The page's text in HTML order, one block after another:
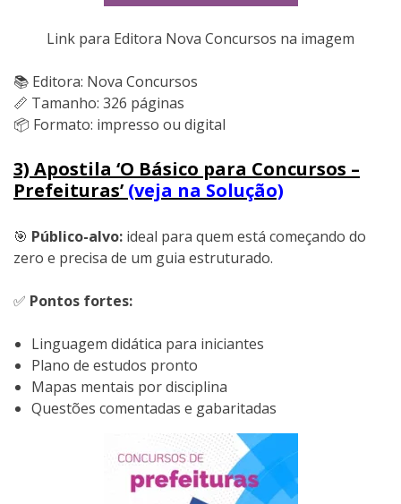
Link para Editora Nova Concursos na imagem
📚 Editora: Nova Concursos
📏 Tamanho: 326 páginas
📦 Formato: impresso ou digital
3) Apostila ‘O Básico para Concursos –
Prefeituras’ (veja na Solução)
🎯 Público-alvo: ideal para quem está começando do
zero e precisa de um guia estruturado.
✅ Pontos fortes:
Linguagem didática para iniciantes
Plano de estudos pronto
Mapas mentais por disciplina
Questões comentadas e gabaritadas